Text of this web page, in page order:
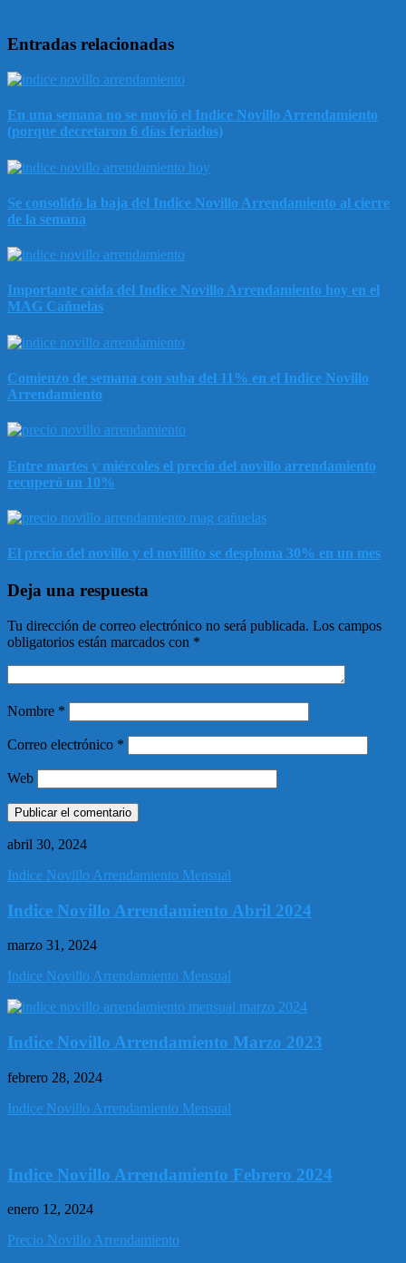
Entradas relacionadas
En una semana no se movió el Indice Novillo Arrendamiento
(porque decretaron 6 días feriados)
Se consolidó la baja del Indice Novillo Arrendamiento al cierre
de la semana
Importante caída del Indice Novillo Arrendamiento hoy en el
MAG Cañuelas
Comienzo de semana con suba del 11% en el Indice Novillo
Arrendamiento
Entre martes y miércoles el precio del novillo arrendamiento
recuperó un 10%
El precio del novillo y el novillito se desploma 30% en un mes
Deja una respuesta
Tu dirección de correo electrónico no será publicada. Los campos
obligatorios están marcados con *
Nombre *
Correo electrónico *
Web
abril 30, 2024
Indice Novillo Arrendamiento Mensual
Indice Novillo Arrendamiento Abril 2024
marzo 31, 2024
Indice Novillo Arrendamiento Mensual
Indice Novillo Arrendamiento Marzo 2023
febrero 28, 2024
Indice Novillo Arrendamiento Mensual
Indice Novillo Arrendamiento Febrero 2024
enero 12, 2024
Precio Novillo Arrendamiento